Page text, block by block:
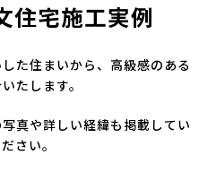
住宅施工実例
た住まいから、高級感のある
たします。
真や詳しい経緯も掲載してい
さい。